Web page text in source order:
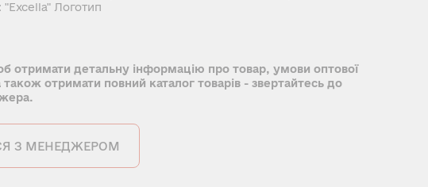
Логотип
отримати детальну інформацію про товар, умови оптової
також отримати повний каталог товарів - звертайтесь до
З МЕНЕДЖЕРОМ